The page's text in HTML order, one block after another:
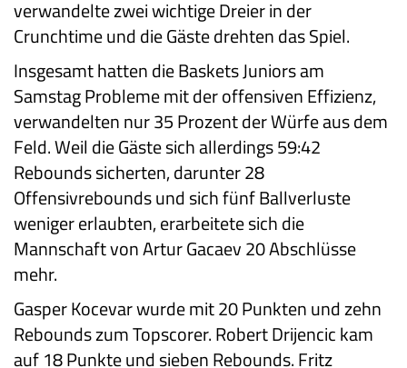
verwandelte zwei wichtige Dreier in der
Crunchtime und die Gäste drehten das Spiel.
Insgesamt hatten die Baskets Juniors am
Samstag Probleme mit der offensiven Effizienz,
verwandelten nur 35 Prozent der Würfe aus dem
Feld. Weil die Gäste sich allerdings 59:42
Rebounds sicherten, darunter 28
Offensivrebounds und sich fünf Ballverluste
weniger erlaubten, erarbeitete sich die
Mannschaft von Artur Gacaev 20 Abschlüsse
mehr.
Gasper Kocevar wurde mit 20 Punkten und zehn
Rebounds zum Topscorer. Robert Drijencic kam
auf 18 Punkte und sieben Rebounds. Fritz